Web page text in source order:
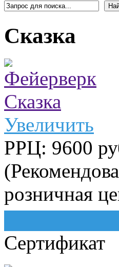
Сказка
Увеличить
РРЦ: 9600
розничная
Сертификат